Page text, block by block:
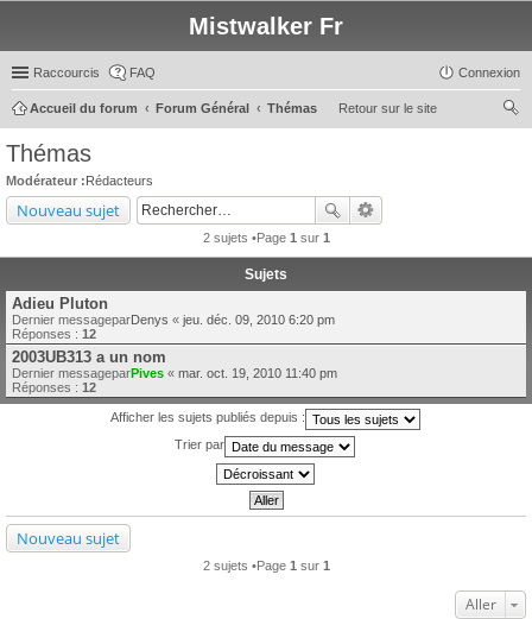
Mistwalker Fr
Raccourcis FAQ Connexion
Retour sur le site
Accueil du forum Forum Général
Thémas
Thémas
Modérateur :Rédacteurs
Nouveau sujet
2 sujets •Page 1 sur 1
Sujets
Adieu Pluton
Dernier messageparDenys « jeu. déc. 09, 2010 6:20 pm
Réponses : 12
2003UB313 a un nom
Dernier messageparPives « mar. oct. 19, 2010 11:40 pm
Réponses : 12
Afficher les sujets publiés depuis :
Trier par
Nouveau sujet
2 sujets •Page 1 sur 1
Aller